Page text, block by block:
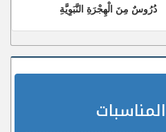
دُرُوسٌ مِنَ الْهِجْرَةِ النَّبَوِيَّةِ
المناسبات